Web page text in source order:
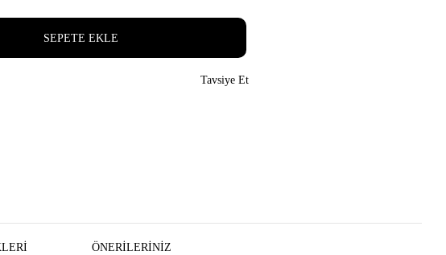
SEPETE EKLE
Tavsiye Et
ÖNERILERINIZ